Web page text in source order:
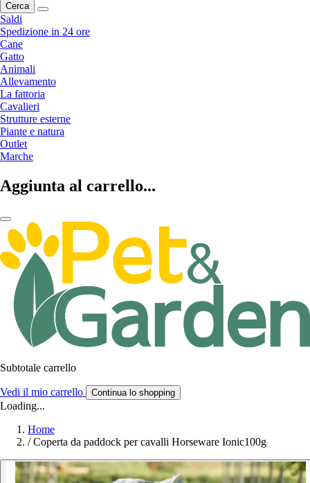
Cerca
Saldi
Spedizione in 24 ore
Cane
Gatto
Animali
Allevamento
La fattoria
Cavalieri
Strutture esterne
Piante e natura
Outlet
Marche
Aggiunta al carrello...
Subtotale carrello
Vedi il mio carrello Continua lo shopping
Loading...
Home
/ Coperta da paddock per cavalli Horseware Ionic100g